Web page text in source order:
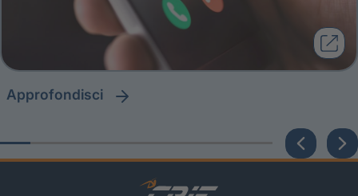
approfondisci